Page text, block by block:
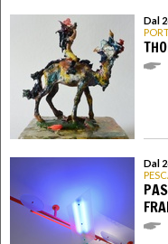
Dal
Dal